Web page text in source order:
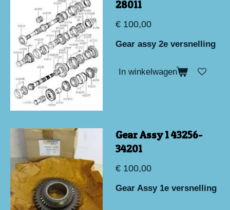
28011
€ 100,00
Gear assy 2e versnelling
In winkelwagen
Gear Assy 1 43256-
34201
€ 100,00
Gear Assy 1e versnelling